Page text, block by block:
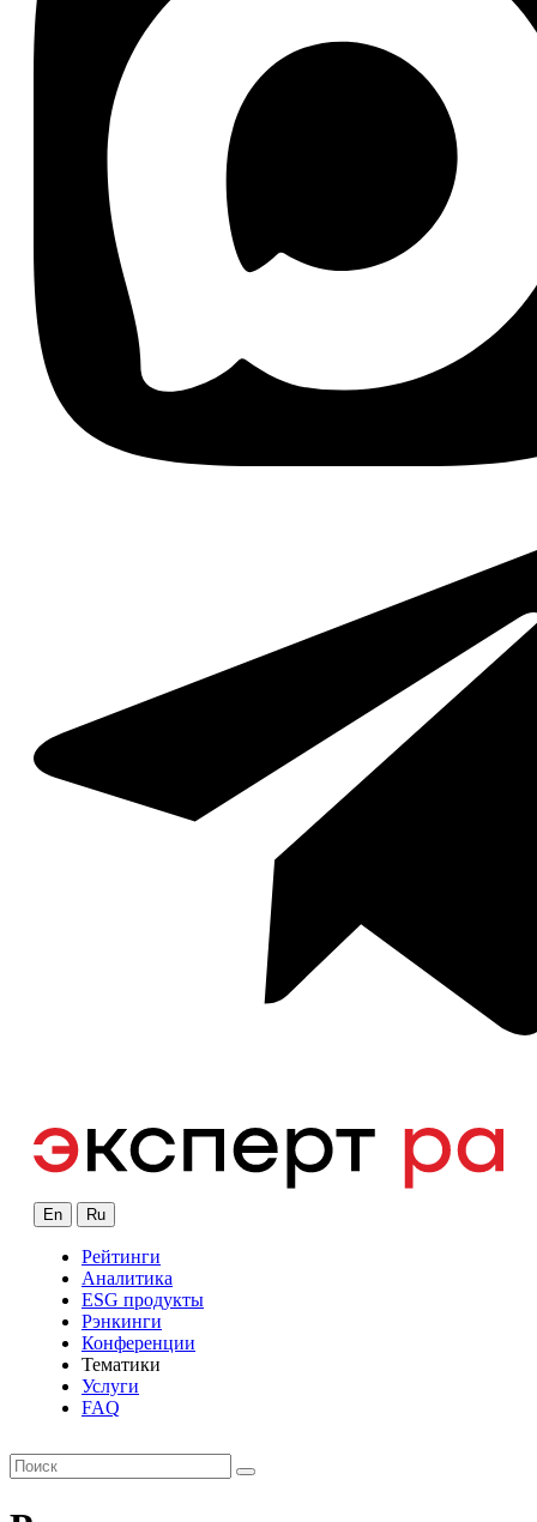
En Ru
Рейтинги
Аналитика
ESG продукты
Рэнкинги
Конференции
Тематики
Услуги
FAQ